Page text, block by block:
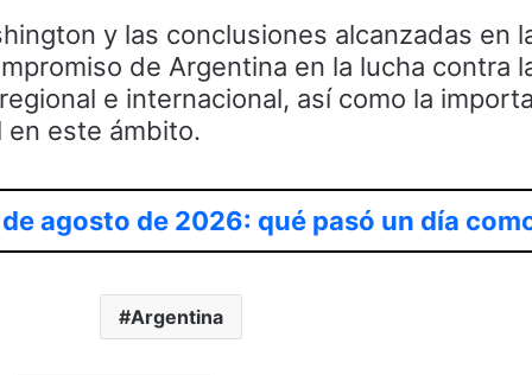
y las conclusiones alcanzadas en
de Argentina en la lucha contra
e internacional, así como la
en este ámbito.
de agosto de 2026: qué pasó un día
Argentina